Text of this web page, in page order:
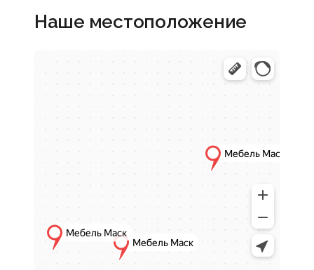
современных технологий и качественных
материалов, обеспечивая длительный срок
давления на тело и снятие мышечного
Правильная поддержка позвоночника
независимые пружины и ортопедические
наполнители создают точечную
позволяет подобрать оптимальное
решение для каждого.
Массажный эффект
Наше местоположение